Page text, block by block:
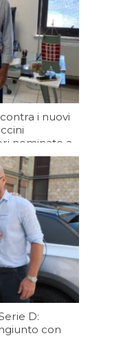
i nuovi
nominato a
D:
con